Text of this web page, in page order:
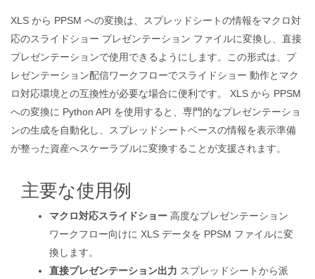
XLS から PPSM への変換は、スプレッドシートの情報をマクロ対
応のスライドショー プレゼンテーション ファイルに変換し、直接
プレゼンテーションで使用できるようにします。この形式は、プ
レゼンテーション配信ワークフローでスライドショー 動作とマク
ロ対応環境との互換性が必要な場合に便利です。 XLS から PPSM
への変換に Python API を使用すると、専門的なプレゼンテーショ
ンの生成を自動化し、スプレッドシートベースの情報を表示準備
が整った資産へスケーラブルに変換することが支援されます。
主要な使用例
マクロ対応スライドショー 高度なプレゼンテーション
ワークフロー向けに XLS データを PPSM ファイルに変
換します。
直接プレゼンテーション出力 スプレッドシートから派